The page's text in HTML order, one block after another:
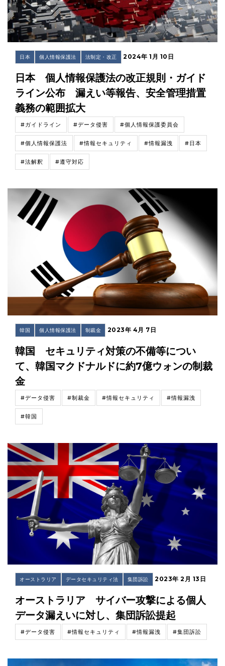
日本 個人情報保護法 法制定・改正 2024年 1月 10日
日本 個人情報保護法の改正規則・ガイド
ライン公布 漏えい等報告、安全管理措置
義務の範囲拡大
#ガイドライン #データ侵害 #個人情報保護委員会
#個人情報保護法 #情報セキュリティ #情報漏洩 #日本
#法解釈 #遵守対応
韓国 個人情報保護法 制裁金 2023年 4月 7日
韓国 セキュリティ対策の不備等につい
て、韓国マクドナルドに約7億ウォンの制裁
金
#データ侵害 #制裁金 #情報セキュリティ #情報漏洩
#韓国
オーストラリア データセキュリティ法 集団訴訟 2023年 2月 13日
オーストラリア サイバー攻撃による個人
データ漏えいに対し、集団訴訟提起
#データ侵害 #情報セキュリティ #情報漏洩 #集団訴訟